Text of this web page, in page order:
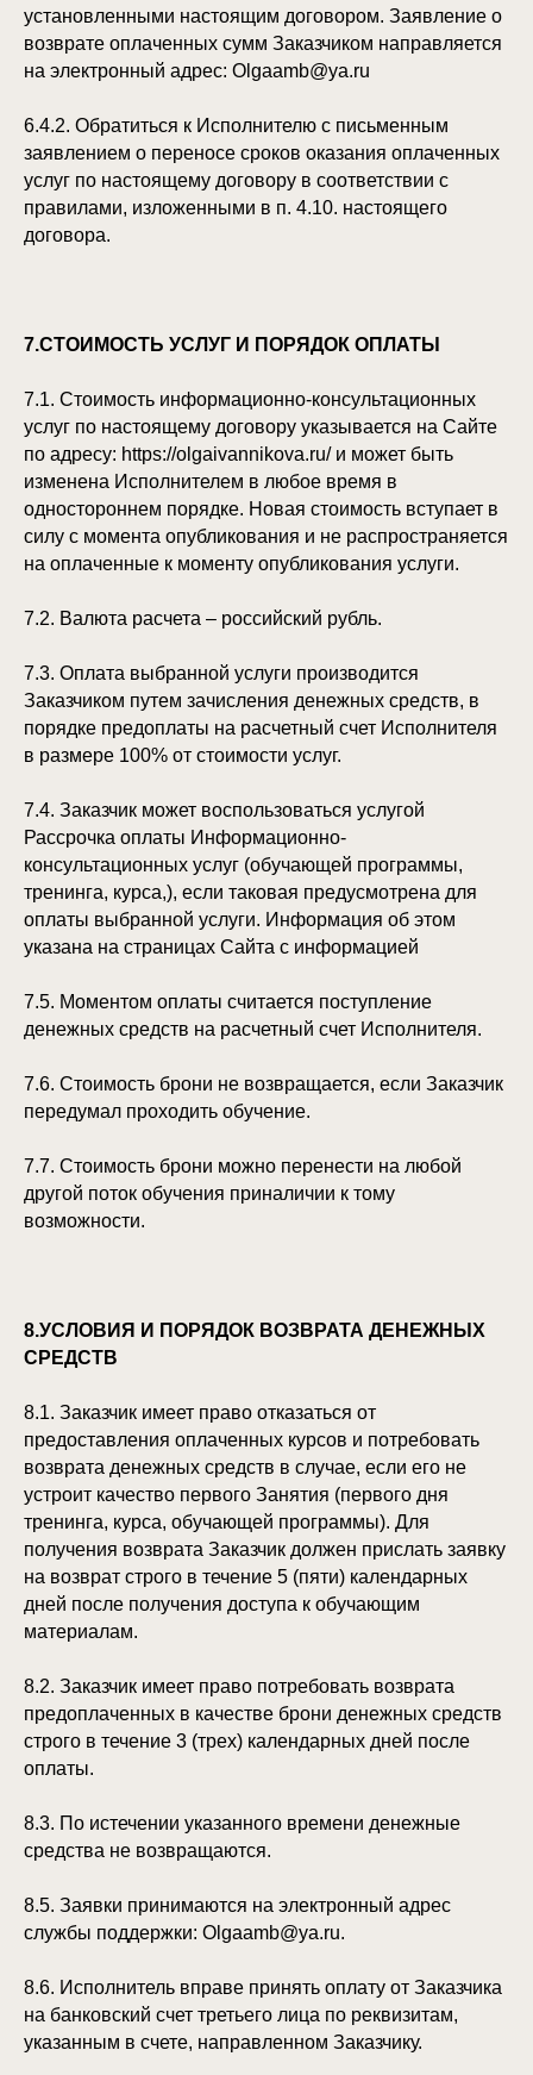
установленными настоящим договором. Заявление о
возврате оплаченных сумм Заказчиком направляется
на электронный адрес: Olgaamb@ya.ru
6.4.2. Обратиться к Исполнителю с письменным
заявлением о переносе сроков оказания оплаченных
услуг по настоящему договору в соответствии с
правилами, изложенными в п. 4.10. настоящего
договора.
7.СТОИМОСТЬ УСЛУГ И ПОРЯДОК ОПЛАТЫ
7.1. Стоимость информационно-консультационных
услуг по настоящему договору указывается на Сайте
по адресу: https://olgaivannikova.ru/ и может быть
изменена Исполнителем в любое время в
одностороннем порядке. Новая стоимость вступает в
силу с момента опубликования и не распространяется
на оплаченные к моменту опубликования услуги.
7.2. Валюта расчета – российский рубль.
7.3. Оплата выбранной услуги производится
Заказчиком путем зачисления денежных средств, в
порядке предоплаты на расчетный счет Исполнителя
в размере 100% от стоимости услуг.
7.4. Заказчик может воспользоваться услугой
Рассрочка оплаты Информационно-
консультационных услуг (обучающей программы,
тренинга, курса,), если таковая предусмотрена для
оплаты выбранной услуги. Информация об этом
указана на страницах Сайта с информацией
7.5. Моментом оплаты считается поступление
денежных средств на расчетный счет Исполнителя.
7.6. Стоимость брони не возвращается, если Заказчик
передумал проходить обучение.
7.7. Стоимость брони можно перенести на любой
другой поток обучения приналичии к тому
возможности.
8.УСЛОВИЯ И ПОРЯДОК ВОЗВРАТА ДЕНЕЖНЫХ
СРЕДСТВ
8.1. Заказчик имеет право отказаться от
предоставления оплаченных курсов и потребовать
возврата денежных средств в случае, если его не
устроит качество первого Занятия (первого дня
тренинга, курса, обучающей программы). Для
получения возврата Заказчик должен прислать заявку
на возврат строго в течение 5 (пяти) календарных
дней после получения доступа к обучающим
материалам.
8.2. Заказчик имеет право потребовать возврата
предоплаченных в качестве брони денежных средств
строго в течение 3 (трех) календарных дней после
оплаты.
8.3. По истечении указанного времени денежные
средства не возвращаются.
8.5. Заявки принимаются на электронный адрес
службы поддержки: Olgaamb@ya.ru.
8.6. Исполнитель вправе принять оплату от Заказчика
на банковский счет третьего лица по реквизитам,
указанным в счете, направленном Заказчику.